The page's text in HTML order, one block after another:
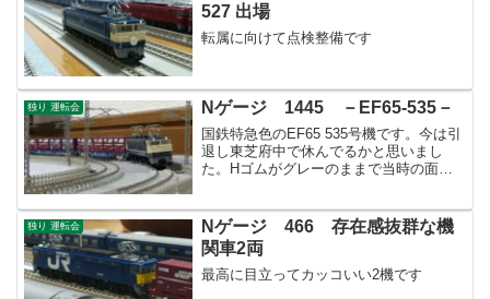
527 出場
転属に向けて点検整備です
独り 運転会 Nゲージ 1445 －EF65-535－
国鉄特急色のEF65 535号機です。今は引
退し東芝府中で休んでるかと思いまし
た。Hゴムがグレーのままで当時の面影
就かせてみたくなりますね！
独り 運転会
Nゲージ 466 存在感抜群な機
関車2両
最高に目立ってカッコいい2機です